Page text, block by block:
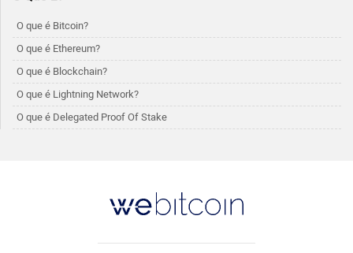
O que é Bitcoin?
O que é Ethereum?
O que é Blockchain?
O que é Lightning Network?
O que é Delegated Proof Of Stake